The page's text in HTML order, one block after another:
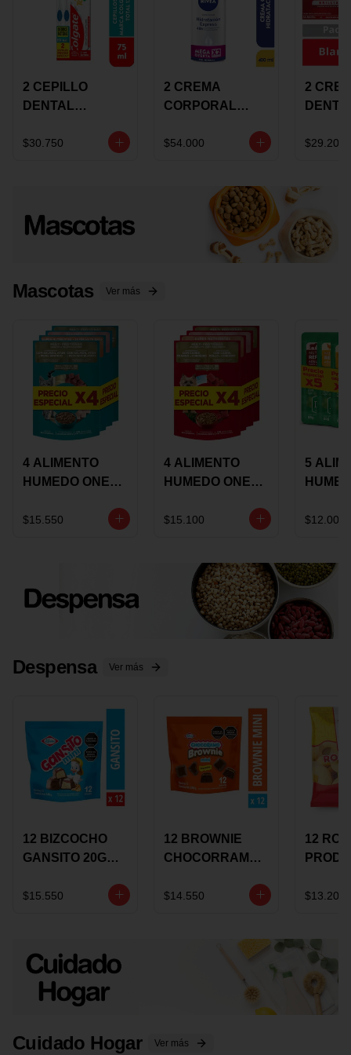
2 CEPILLO
DENTAL
+CREMA
$30.750
2 CREMA
CORPORAL
EXPRESS
OFERTA
$54.000
2
$29.200
Mascotas Ver más
4 ALIMENTO
HUMEDO ONE
85 GRS
$15.550
4 ALIMENTO
HUMEDO ONE
85 GRS
$15.100
5
$12.000
Despensa Ver más
12 BIZCOCHO
GANSITO 20G
MERMELADA
$15.550
12 BROWNIE
CHOCORRAMO
X 20 GRS
$14.550
12
X 15
$13.200
Cuidado Hogar Ver más